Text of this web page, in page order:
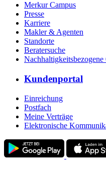
Merkur Campus
Presse
Karriere
Makler & Agenten
Standorte
Beratersuche
Kundenportal
Einreichung
Postfach
Meine Verträge
Elektronische